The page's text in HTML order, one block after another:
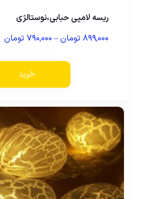
ریسه لامپی حبابی،نوستالژی
۸۹۹,۰۰۰ تومان– ۷۹۰,۰۰۰ تومان
خرید